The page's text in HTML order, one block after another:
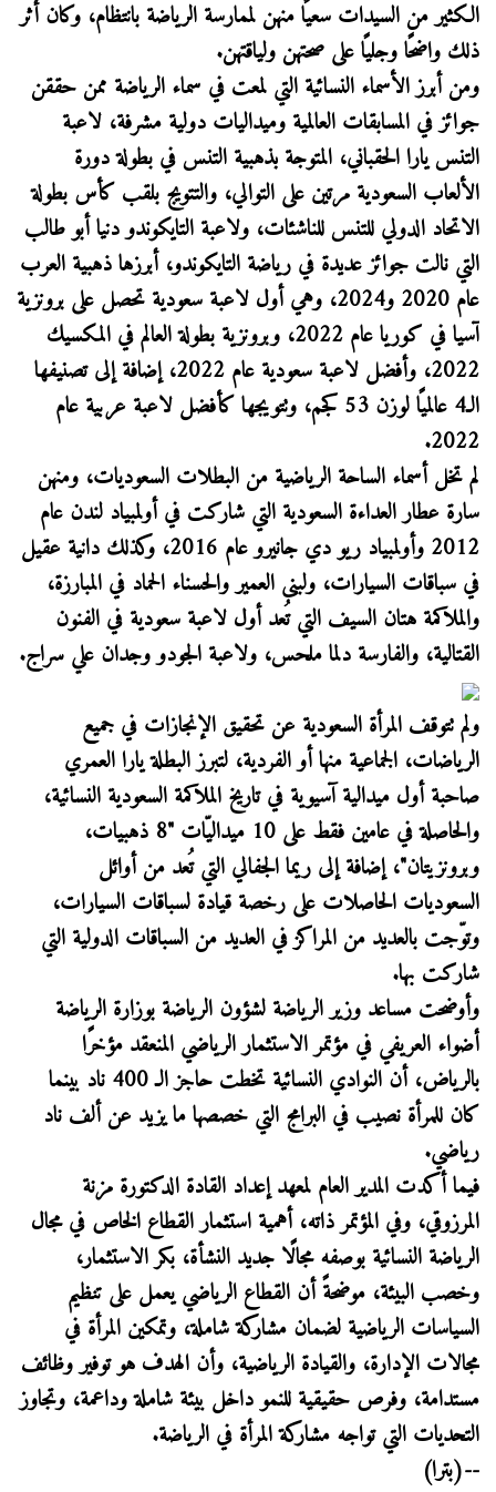
الكثير من السيدات سعيًا منهن لممارسة الرياضة بانتظام، وكان أثر
ذلك واضحًا وجليًا على صحتهن ولياقتهن.
ومن أبرز الأسماء النسائية التي لمعت في سماء الرياضة ممن حققن
جوائز في المسابقات العالمية وميداليات دولية مشرفة، لاعبة
التنس يارا الحقباني، المتوجة بذهبية التنس في بطولة دورة
الألعاب السعودية مرتين على التوالي، والتتويج بلقب كأس بطولة
الاتحاد الدولي للتنس للناشئات، ولاعبة التايكوندو دنيا أبو طالب
التي نالت جوائز عديدة في رياضة التايكوندو، أبرزها ذهبية العرب
عام 2020 و2024، وهي أول لاعبة سعودية تحصل على برونزية
آسيا في كوريا عام 2022، وبرونزية بطولة العالم في المكسيك
2022، وأفضل لاعبة سعودية عام 2022، إضافة إلى تصنيفها
الـ4 عالميًا لوزن 53 كجم، وتتويجها كأفضل لاعبة عربية عام
2022.
لم تخل أسماء الساحة الرياضية من البطلات السعوديات، ومنهن
سارة عطار العداءة السعودية التي شاركت في أولمبياد لندن عام
2012 وأولمبياد ريو دي جانيرو عام 2016، وكذلك دانية عقيل
في سباقات السيارات، ولبنى العمير والحسناء الحماد في المبارزة،
والملاكمة هتان السيف التي تُعد أول لاعبة سعودية في الفنون
القتالية، والفارسة دلما ملحس، ولاعبة الجودو وجدان علي سراج.
ولم تتوقف المرأة السعودية عن تحقيق الإنجازات في جميع
الرياضات، الجماعية منها أو الفردية، لتبرز البطلة يارا العمري
صاحبة أول ميدالية آسيوية في تاريخ الملاكمة السعودية النسائية،
والحاصلة في عامين فقط على 10 ميداليّات "8 ذهبيات،
وبرونزيتان"، إضافة إلى ريما الجفالي التي تُعد من أوائل
السعوديات الحاصلات على رخصة قيادة لسباقات السيارات،
وتوّجت بالعديد من المراكز في العديد من السباقات الدولية التي
شاركت بها.
وأوضحت مساعد وزير الرياضة لشؤون الرياضة بوزارة الرياضة
أضواء العريفي في مؤتمر الاستثمار الرياضي المنعقد مؤخرًا
بالرياض، أن النوادي النسائية تخطت حاجز الـ 400 ناد بينما
كان للمرأة نصيب في البرامج التي خصصها ما يزيد عن ألف ناد
رياضي.
فيما أكدت المدير العام لمعهد إعداد القادة الدكتورة مزنة
المرزوقي، وفي المؤتمر ذاته، أهمية استثمار القطاع الخاص في مجال
الرياضة النسائية بوصفه مجالًا جديد النشأة، بكر الاستثمار،
وخصب البيئة، موضحةً أن القطاع الرياضي يعمل على تنظيم
السياسات الرياضية لضمان مشاركة شاملة، وتمكين المرأة في
مجالات الإدارة، والقيادة الرياضية، وأن الهدف هو توفير وظائف
مستدامة، وفرص حقيقية للنمو داخل بيئة شاملة وداعمة، وتجاوز
التحديات التي تواجه مشاركة المرأة في الرياضة.
--(بترا)